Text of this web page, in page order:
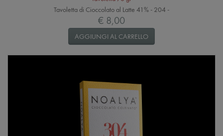
Tavoletta di Cioccolato al Latte 41% - 204 -
€ 8,00
AGGIUNGI AL CARRELLO